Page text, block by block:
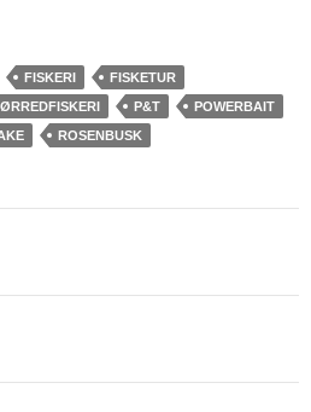
FISKERI
FISKETUR
ØRREDFISKERI P&T
POWERBAIT
ROSENBUSK